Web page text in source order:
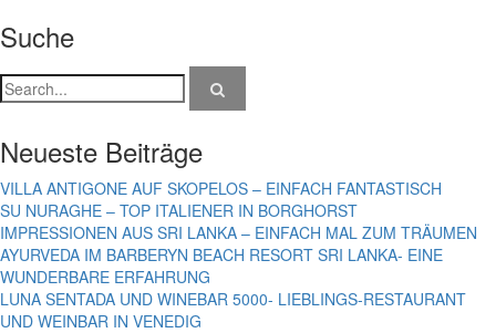
Suche
Neueste Beiträge
VILLA ANTIGONE AUF SKOPELOS – EINFACH FANTASTISCH
SU NURAGHE – TOP ITALIENER IN BORGHORST
IMPRESSIONEN AUS SRI LANKA – EINFACH MAL ZUM TRÄUMEN
AYURVEDA IM BARBERYN BEACH RESORT SRI LANKA- EINE
WUNDERBARE ERFAHRUNG
LUNA SENTADA UND WINEBAR 5000- LIEBLINGS-RESTAURANT
UND WEINBAR IN VENEDIG